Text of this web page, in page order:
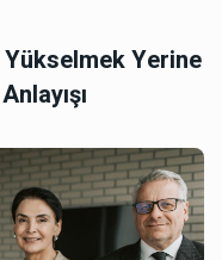
Yerine